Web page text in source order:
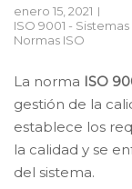
enero 15, 2021
ISO 9001 -
Normas ISO
La norma ISO
gestión de la
establece los
la calidad y se
del sistema.